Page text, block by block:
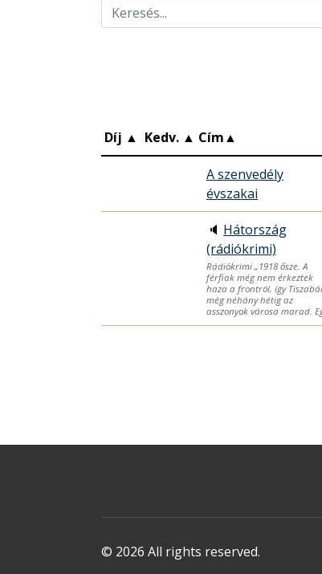
Díj ▲ Kedv. ▲ Cím▲
A szenvedély
évszakai
🔈 Hátország
(rádiókrimi)
Rádiókrimi „1918 ősze. A
férfiak még nem érkeztek
haza a frontról, így
még néhány hétig az
asszonyok városa marad.
© 2026 All rights reserved.